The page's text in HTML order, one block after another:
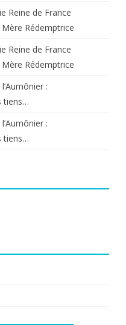
Reine de France
Rédemptrice
Reine de France
Rédemptrice
:
tiens…
:
tiens…